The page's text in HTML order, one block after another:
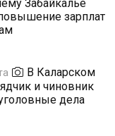
Забайкалье
зарплат
В Каларском
и чиновник
дела